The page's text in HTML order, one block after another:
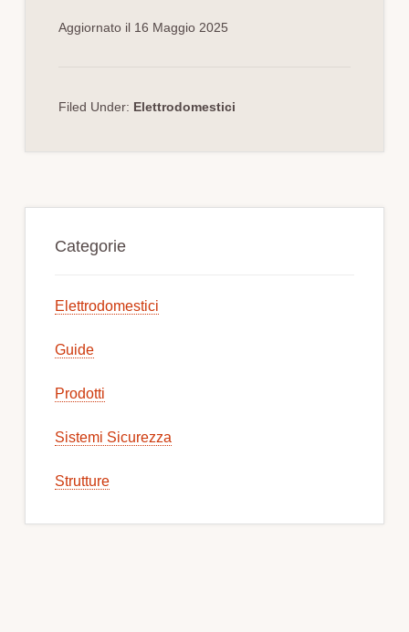
Aggiornato il 16 Maggio 2025
Filed Under: Elettrodomestici
Sidebar
Categorie
Elettrodomestici
Guide
Prodotti
Sistemi Sicurezza
Strutture